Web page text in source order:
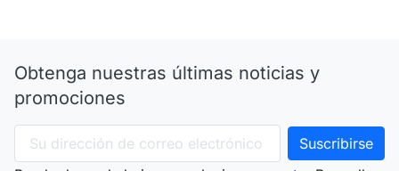
Obtenga nuestras últimas noticias y
promociones